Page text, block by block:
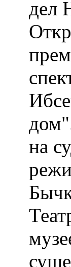
дел
на